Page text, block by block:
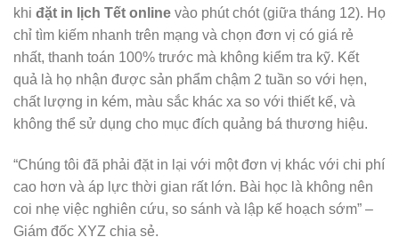
khi đặt in lịch Tết online vào phút chót (giữa tháng 12). Họ
chỉ tìm kiếm nhanh trên mạng và chọn đơn vị có giá rẻ
nhất, thanh toán 100% trước mà không kiểm tra kỹ. Kết
quả là họ nhận được sản phẩm chậm 2 tuần so với hẹn,
chất lượng in kém, màu sắc khác xa so với thiết kế, và
không thể sử dụng cho mục đích quảng bá thương hiệu.
“Chúng tôi đã phải đặt in lại với một đơn vị khác với chi phí
cao hơn và áp lực thời gian rất lớn. Bài học là không nên
coi nhẹ việc nghiên cứu, so sánh và lập kế hoạch sớm” –
Giám đốc XYZ chia sẻ.